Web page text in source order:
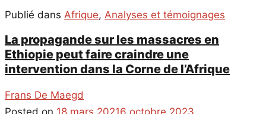
Publié dans Afrique, Analyses et témoignages
La propagande sur les massacres en
Ethiopie peut faire craindre une
intervention dans la Corne de l’Afrique
Frans De Maegd
Posted on 18 mars 20216 octobre 2023